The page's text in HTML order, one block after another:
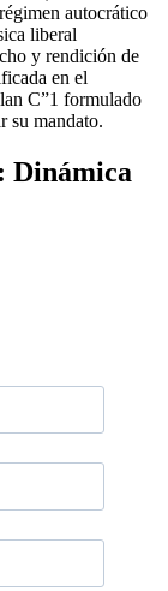
autocrático
liberal
y rendición de
en el
C”1 formulado
su mandato.
Dinámica